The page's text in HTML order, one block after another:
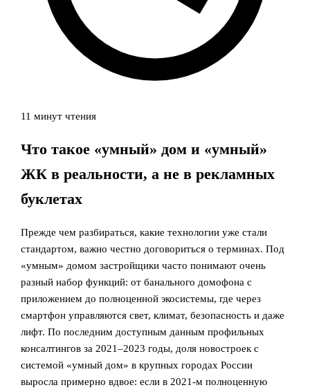
11 минут чтения
Что такое «умный» дом и «умный»
ЖК в реальности, а не в рекламных
буклетах
Прежде чем разбираться, какие технологии уже стали
стандартом, важно честно договориться о терминах. Под
«умным» домом застройщики часто понимают очень
разный набор функций: от банального домофона с
приложением до полноценной экосистемы, где через
смартфон управляются свет, климат, безопасность и даже
лифт. По последним доступным данным профильных
консалтингов за 2021–2023 годы, доля новостроек с
системой «умный дом» в крупных городах России
выросла примерно вдвое: если в 2021‑м полноценную